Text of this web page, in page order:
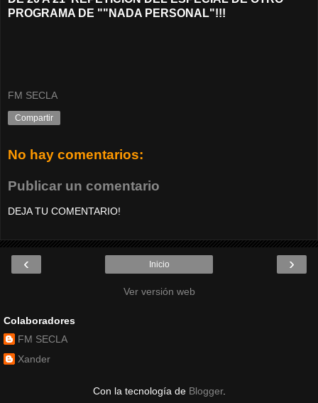
PROGRAMA DE ""NADA PERSONAL"!!!
FM SECLA
Compartir
No hay comentarios:
Publicar un comentario
DEJA TU COMENTARIO!
‹ ›
Inicio
Ver versión web
Colaboradores
FM SECLA
Xander
Con la tecnología de Blogger.